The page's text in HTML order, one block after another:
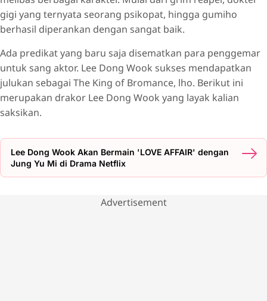
gigi yang ternyata seorang psikopat, hingga gumiho
berhasil diperankan dengan sangat baik.
Ada predikat yang baru saja disematkan para penggemar
untuk sang aktor. Lee Dong Wook sukses mendapatkan
julukan sebagai The King of Bromance, lho. Berikut ini
merupakan drakor Lee Dong Wook yang layak kalian
saksikan.
Lee Dong Wook Akan Bermain 'LOVE AFFAIR' dengan
Jung Yu Mi di Drama Netflix
Advertisement